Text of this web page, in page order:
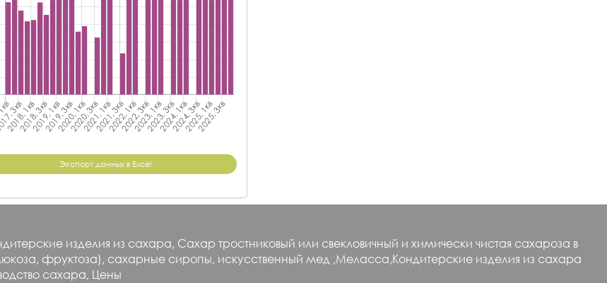
Экспорт данных в Excel
изделия из сахара, Сахар тростниковый или свекловичный и химически чистая сахароза в
фруктоза), сахарные сиропы, искусственный мед ,Меласса,Кондитерские изделия из сахара
сахара, Цены